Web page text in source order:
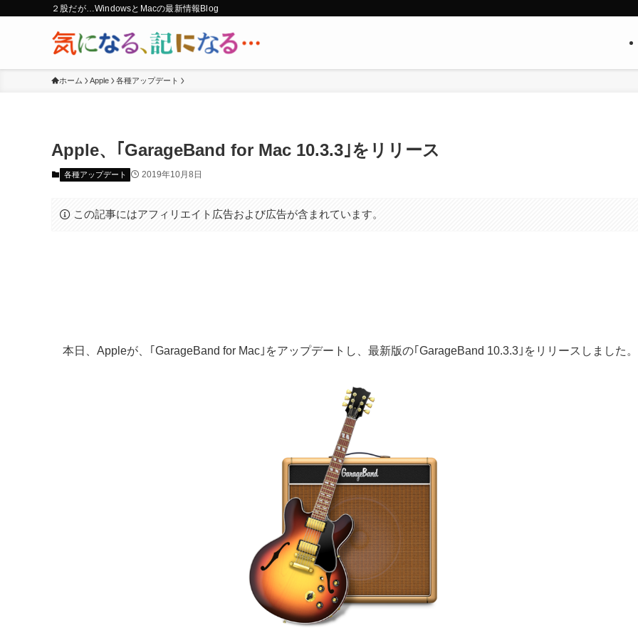
２股だが…WindowsとMacの最新情報Blog
ホーム Apple 各種アップデート
Apple、｢GarageBand for Mac 10.3.3｣をリリース
各種アップデート 2019年10月8日
この記事にはアフィリエイト広告および広告が含まれています。
本日、Appleが、｢GarageBand for Mac｣をアップデートし、最新版の｢GarageBand 10.3.3｣をリリースしました。